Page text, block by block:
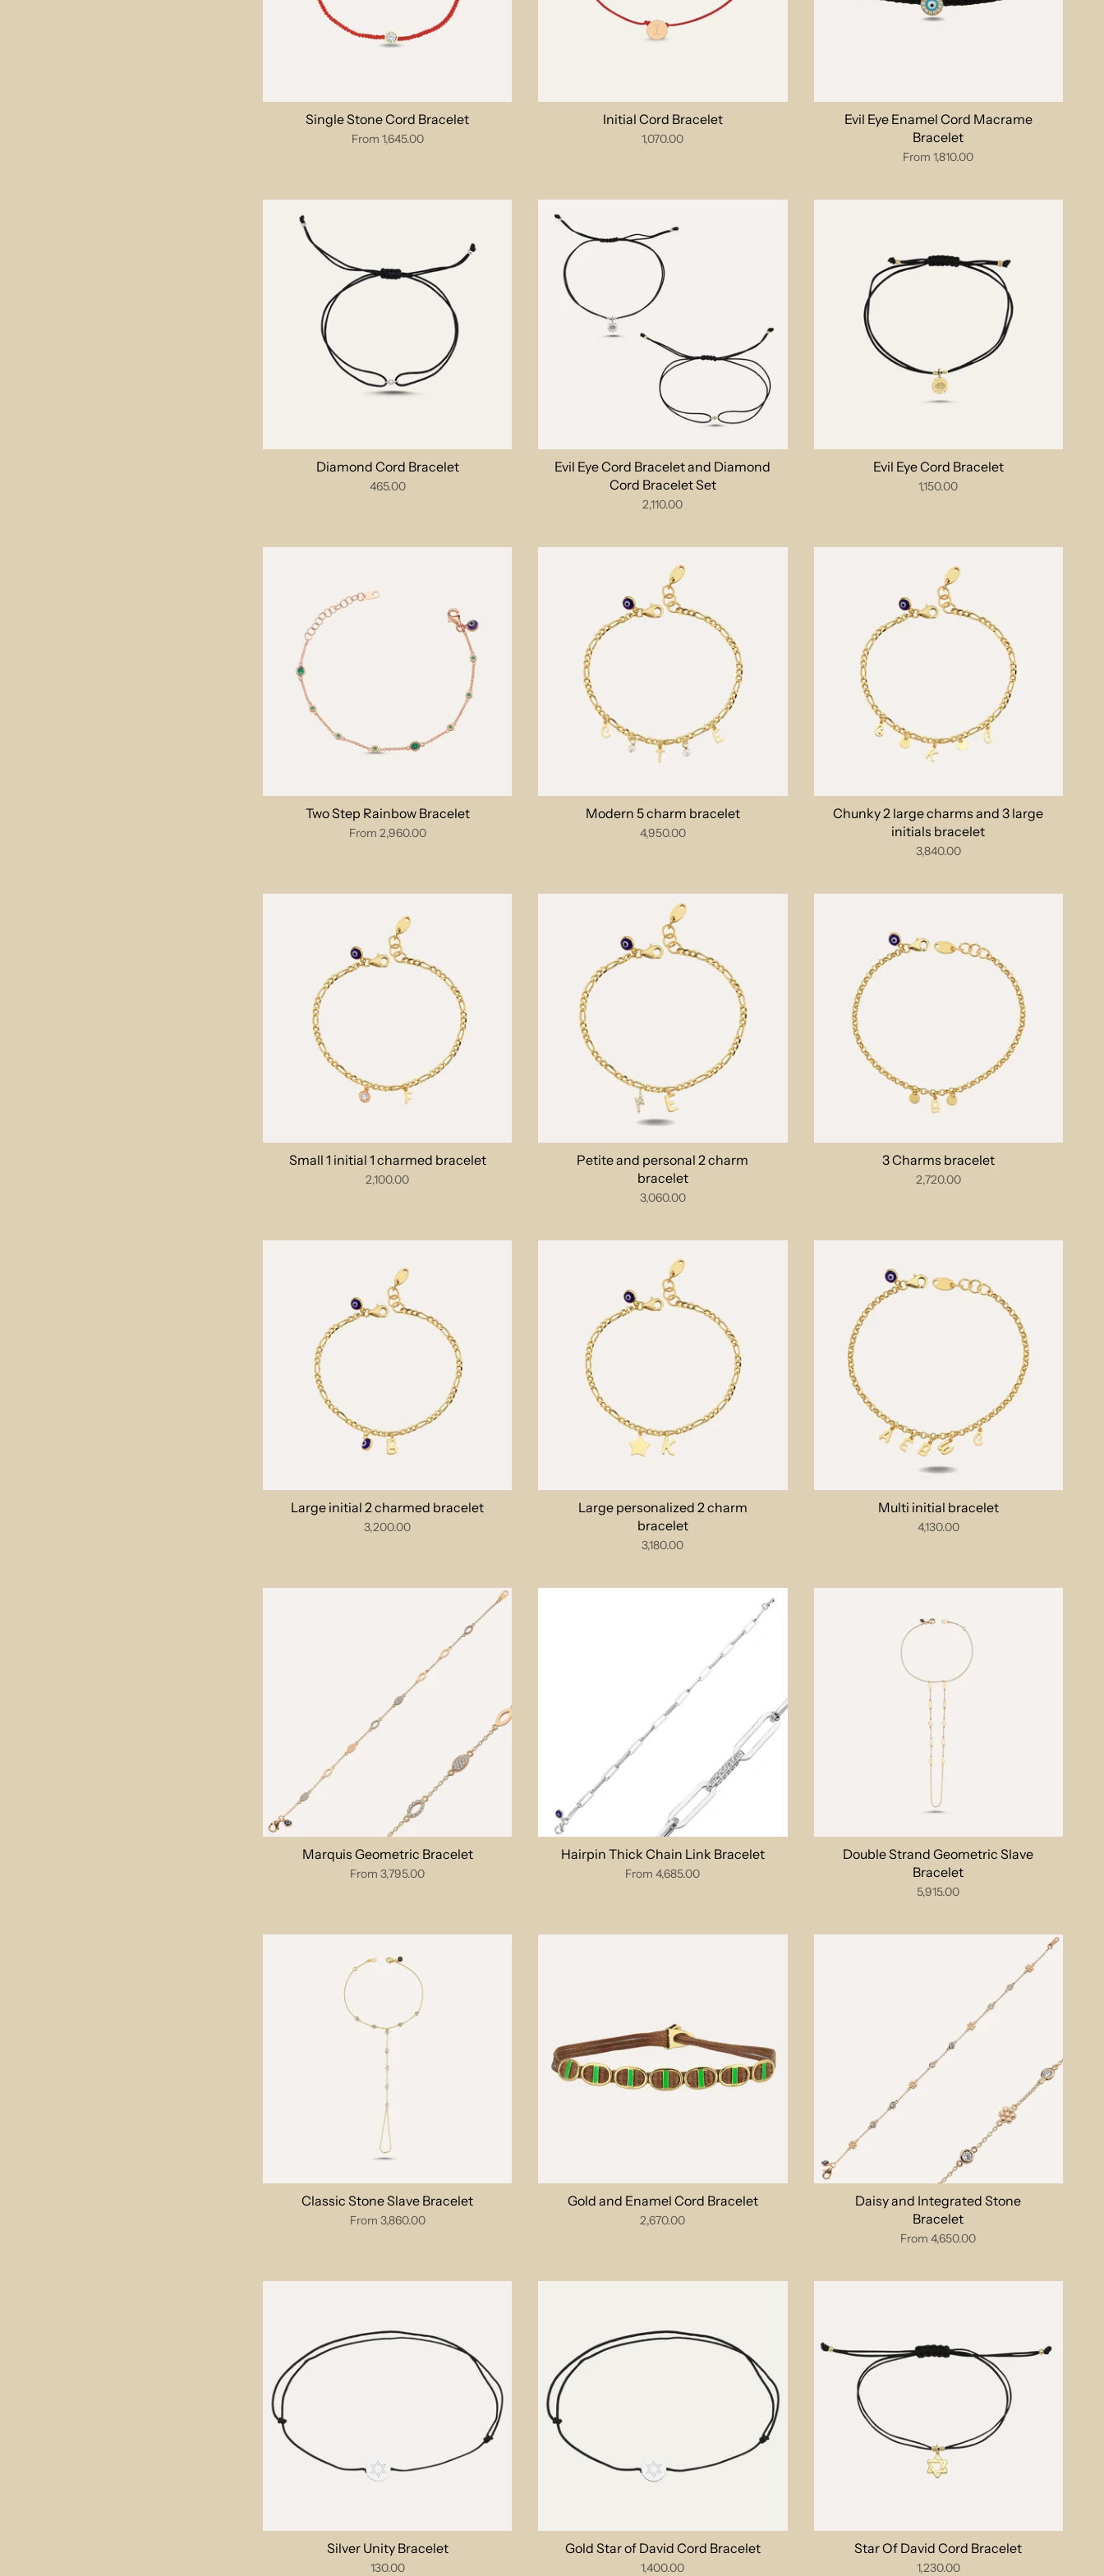
Single Stone Cord Bracelet
From 1,645.00
Initial Cord Bracelet
1,070.00
Evil Eye Enamel Cord Macrame
Bracelet
From 1,810.00
Diamond Cord Bracelet
465.00
Evil Eye Cord Bracelet and Diamond
Cord Bracelet Set
2,110.00
Evil Eye Cord Bracelet
1,150.00
Two Step Rainbow Bracelet
From 2,960.00
Modern 5 charm bracelet
4,950.00
Chunky 2 large charms and 3 large
initials bracelet
3,840.00
Small 1 initial 1 charmed bracelet
2,100.00
Petite and personal 2 charm
bracelet
3,060.00
3 Charms bracelet
2,720.00
Large initial 2 charmed bracelet
3,200.00
Large personalized 2 charm
bracelet
3,180.00
Multi initial bracelet
4,130.00
Marquis Geometric Bracelet
From 3,795.00
Hairpin Thick Chain Link Bracelet
From 4,685.00
Double Strand Geometric Slave
Bracelet
5,915.00
Classic Stone Slave Bracelet
From 3,860.00
Gold and Enamel Cord Bracelet
2,670.00
Daisy and Integrated Stone
Bracelet
From 4,650.00
Silver Unity Bracelet
130.00
Gold Star of David Cord Bracelet
1,400.00
Star Of David Cord Bracelet
1,230.00